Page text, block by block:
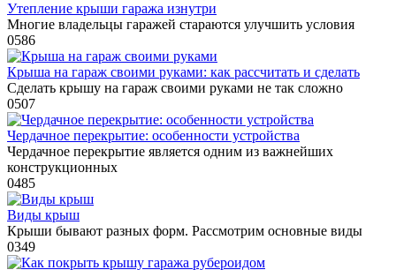
Утепление крыши гаража изнутри
Многие владельцы гаражей стараются улучшить условия
0586
Крыша на гараж своими руками: как рассчитать и сделать
Сделать крышу на гараж своими руками не так сложно
0507
Чердачное перекрытие: особенности устройства
Чердачное перекрытие является одним из важнейших
конструкционных
0485
Виды крыш
Крыши бывают разных форм. Рассмотрим основные виды
0349